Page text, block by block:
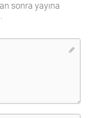
sonra yayına